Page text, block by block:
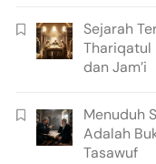
Sejarah
Thariqatul
dan Jam’i
Menuduh
Adalah
Tasawuf